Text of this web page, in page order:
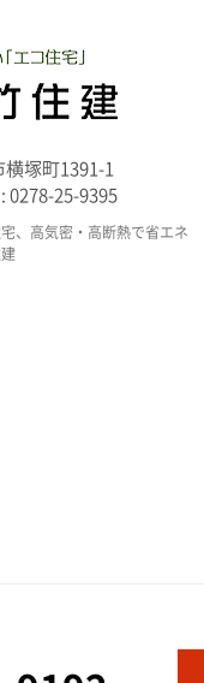
塚町1391-1
0278-25-9395
、高気密・高断熱で省エネ